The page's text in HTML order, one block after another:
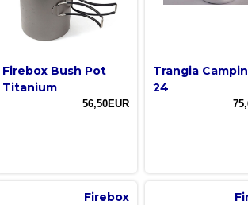
Firebox Bush Pot
Titanium
56,50EUR
Trangia
24
Firebox